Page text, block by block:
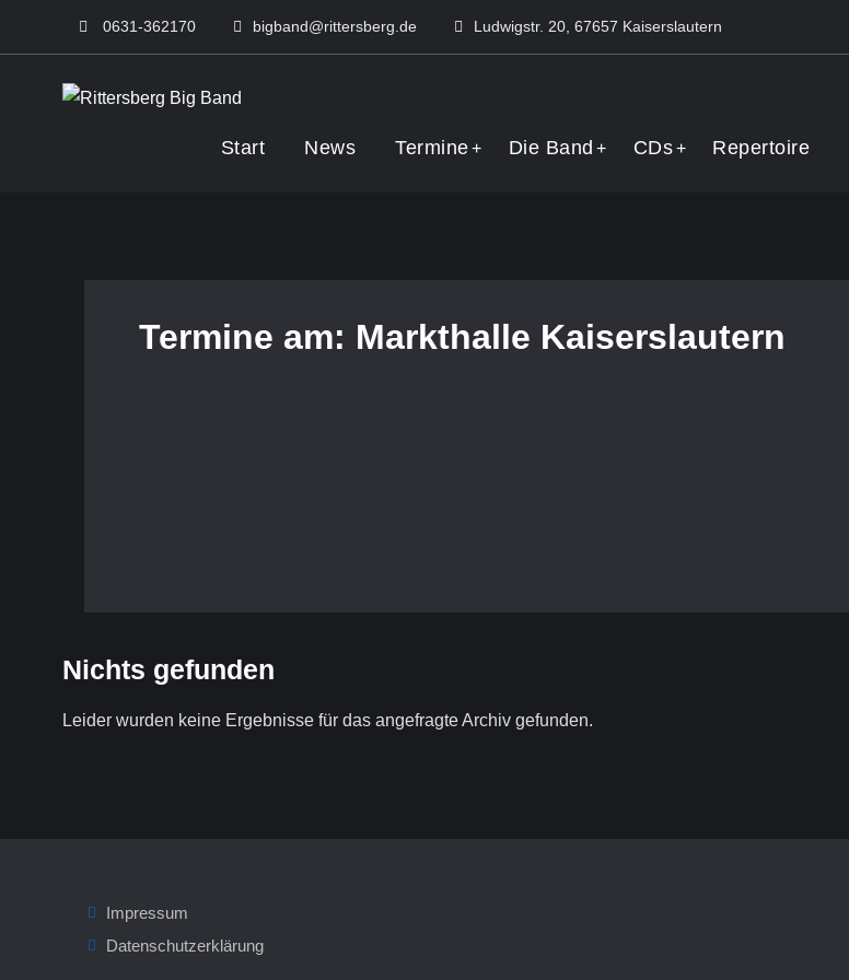
0631-362170 bigband@rittersberg.de Ludwigstr. 20, 67657 Kaiserslautern
Start News Termine Die Band CDs Repertoire
Termine am: Markthalle Kaiserslautern
Nichts gefunden
Leider wurden keine Ergebnisse für das angefragte Archiv gefunden.
Impressum
Datenschutzerklärung